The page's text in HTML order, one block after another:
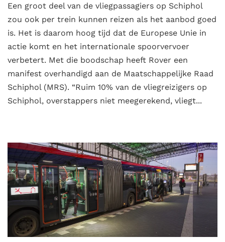
Een groot deel van de vliegpassagiers op Schiphol
zou ook per trein kunnen reizen als het aanbod goed
is. Het is daarom hoog tijd dat de Europese Unie in
actie komt en het internationale spoorvervoer
verbetert. Met die boodschap heeft Rover een
manifest overhandigd aan de Maatschappelijke Raad
Schiphol (MRS). “Ruim 10% van de vliegreizigers op
Schiphol, overstappers niet meegerekend, vliegt...